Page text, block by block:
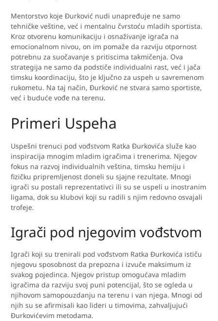
Mentorstvo koje Đurković nudi unapređuje ne samo
tehničke veštine, već i mentalnu čvrstoću mladih sportista.
Kroz otvorenu komunikaciju i osnaživanje igrača na
emocionalnom nivou, on im pomaže da razviju otpornost
potrebnu za suočavanje s pritiscima takmičenja. Ova
strategija ne samo da podstiče individualni rast, već i jača
timsku koordinaciju, što je ključno za uspeh u savremenom
rukometu. Na taj način, Đurković ne stvara samo sportiste,
već i buduće vođe na terenu.
Primeri Uspeha
Uspešni trenuci pod vođstvom Ratka Đurkovića služe kao
inspiracija mnogim mladim igračima i trenerima. Njegov
fokus na razvoj individualnih veština, timsku hemiju i
fizičku pripremljenost doneli su sjajne rezultate. Mnogi
igrači su postali reprezentativci ili su se uspeli u inostranim
ligama, dok su klubovi koji su radili s njim redovno osvajali
trofeje.
Igrači pod njegovim vođstvom
Igrači koji su trenirali pod vođstvom Ratka Đurkovića ističu
njegovu sposobnost da prepozna i izvuče maksimum iz
svakog pojedinca. Njegov pristup omogućava mladim
igračima da razviju svoj puni potencijal, što se ogleda u
njihovom samopouzdanju na terenu i van njega. Mnogi od
njih su se afirmisali kao lideri u timovima, zahvaljujući
Đurkovićevim metodama.